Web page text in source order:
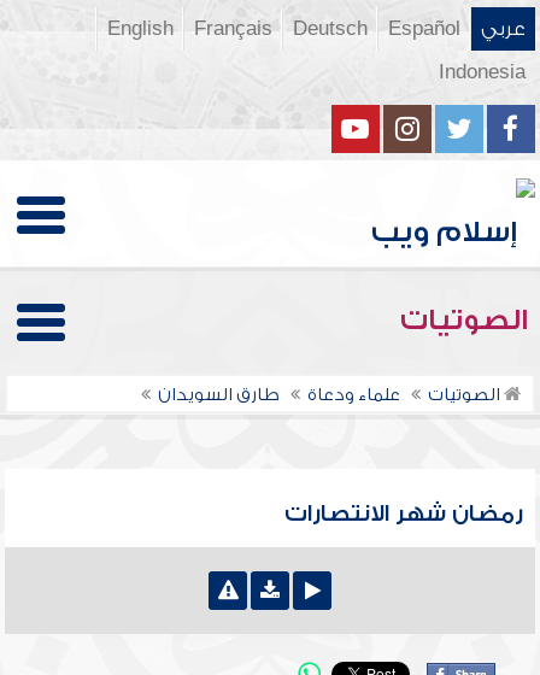
عربي Español
Deutsch
Français
English
Indonesia
الصوتيات
الصوتيات علماء ودعاة طارق السويدان
رمضان شهر الانتصارات